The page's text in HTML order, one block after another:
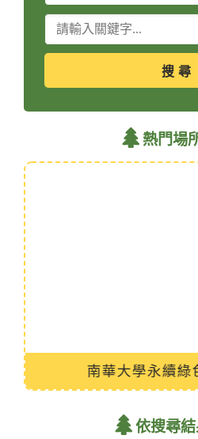
類
別
關
鍵
字
熱門場
臺中市政府環境保護
依搜尋